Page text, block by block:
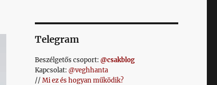
Telegram
Beszélgetős csoport: @csakblog
Kapcsolat: @veghhanta
// Mi ez és hogyan működik?